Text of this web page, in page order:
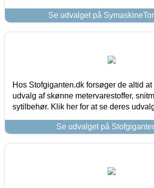
Se udvalget på
Hos Stofgiganten.dk forsøger de altid
udvalg af skønne metervarestoffer,
sytilbehør. Klik her for at se deres
Se udvalget på